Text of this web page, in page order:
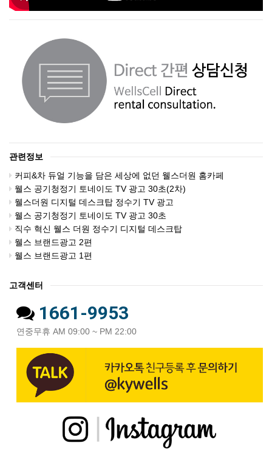
관련정보
커피&차 듀얼 기능을 담은 세상에 없던 웰스더원 홈카페
웰스 공기청정기 토네이도 TV 광고 30초(2차)
웰스더원 디지털 데스크탑 정수기 TV 광고
웰스 공기청정기 토네이도 TV 광고 30초
직수 혁신 웰스 더원 정수기 디지털 데스크탑
웰스 브랜드광고 2편
웰스 브랜드광고 1편
고객센터
1661-9953
연중무휴 AM 09:00 ~ PM 22:00